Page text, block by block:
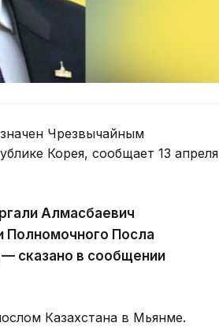
Чрезвычайным
Корея, сообщает 13 апреля
Алмасбаевич
Полномочного Посла
— сказано в сообщении
Казахстана в Мьянме.